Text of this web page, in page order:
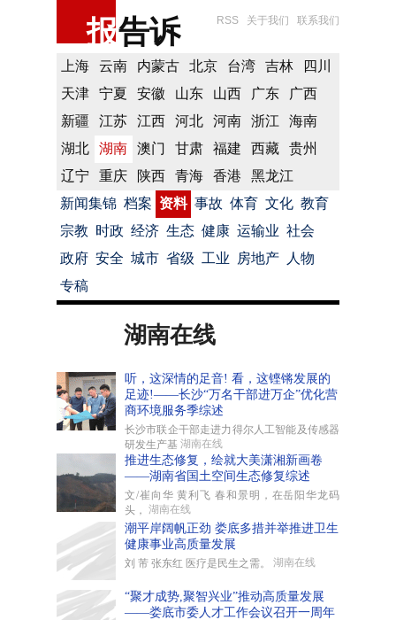
报告诉 RSS 关于我们 联系我们
上海 云南 内蒙古 北京 台湾 吉林
四川
天津
宁夏 安徽 山东 山西 广东
广西
新疆
江苏 江西 河北 河南 浙江
海南
湖北
湖南 澳门 甘肃 福建 西藏
贵州
辽宁
重庆 陕西 青海 香港
黑龙江
新闻集锦 档案 资料 事故 体育 文化 教育
宗教 时政 经济 生态 健康 运输业 社会
政府 安全 城市 省级 工业 房地产
人物
专稿
湖南在线
听，这深情的足音! 看，这铿锵发展的
足迹!——长沙“万名干部进万企”优化营
商环境服务季综述
长沙市联企干部走进力得尔人工智能及传感器
研发生产基 湖南在线
推进生态修复，绘就大美潇湘新画卷
——湖南省国土空间生态修复综述
文/崔向华 黄利飞 春和景明，在岳阳华龙码
头， 湖南在线
潮平岸阔帆正劲 娄底多措并举推进卫生
健康事业高质量发展
刘 芾 张东红 医疗是民生之需。 湖南在线
“聚才成势,聚智兴业”推动高质量发展
——娄底市委人才工作会议召开一周年